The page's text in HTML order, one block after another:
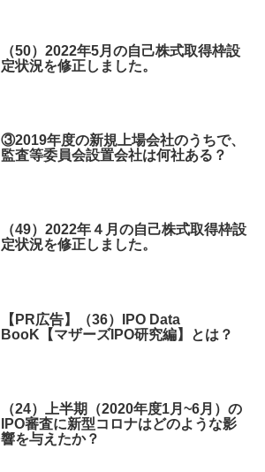
（50）2022年5月の自己株式取得枠設
定状況を修正しました。
③2019年度の新規上場会社のうちで、
監査等委員会設置会社は何社ある？
（49）2022年４月の自己株式取得枠設
定状況を修正しました。
【PR広告】（36）IPO Data
BooK【マザーズIPO研究編】とは？
（24）上半期（2020年度1月~6月）の
IPO審査に新型コロナはどのような影
響を与えたか？